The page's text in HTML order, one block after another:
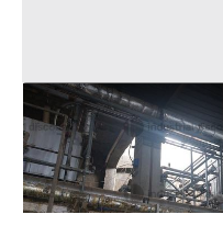
14#9987 Impianto del
centralizzato
Valdina (Messina)
2.060 €